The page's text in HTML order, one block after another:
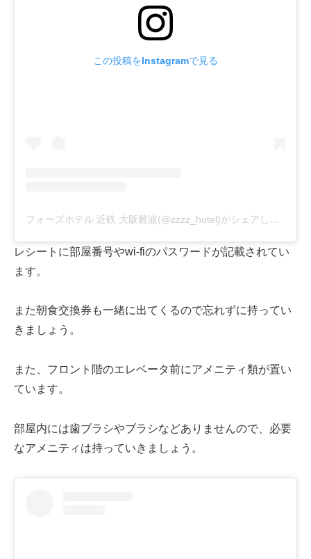
この投稿をInstagramで見る
フォーズホテル 近鉄 大阪難波(@zzzz_hotel)がシェアした投稿
レシートに部屋番号やwi-fiのパスワードが記載されてい
ます。
また朝食交換券も一緒に出てくるので忘れずに持ってい
きましょう。
また、フロント階のエレベータ前にアメニティ類が置い
ています。
部屋内には歯ブラシやブラシなどありませんので、必要
なアメニティは持っていきましょう。